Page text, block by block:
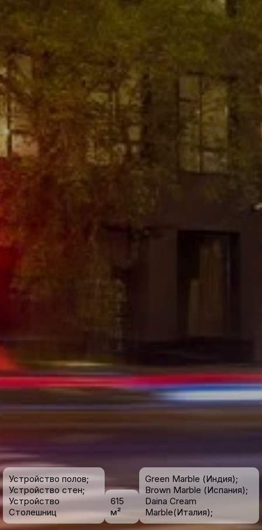
Устройство полов;
Устройство стен;
Устройство
Столешниц
615
м²
Green Marble (Индия);
Brown Marble (Испания);
Daina Cream
Marble(Италия);